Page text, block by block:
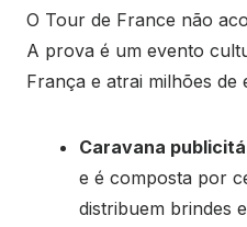
O Tour de France não
A prova é um evento
França e atrai milhões de
Caravana
e é composta por
distribuem brindes